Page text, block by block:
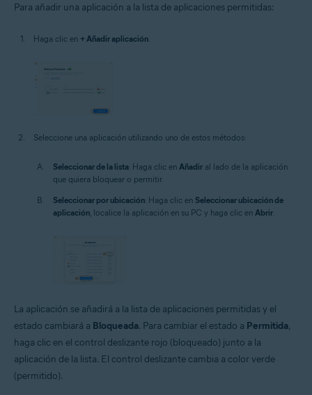
Para añadir una aplicación a la lista de aplicaciones permitidas:
Haga clic en + Añadir aplicación
Seleccione una aplicación utilizando uno de estos métodos:
Seleccionar de la lista: Haga clic en Añadir al lado de la aplicación
que quiera bloquear o permitir.
Seleccionar por ubicación: Haga clic en Seleccionar ubicación de
aplicación , localice la aplicación en su PC y haga clic en Abrir
La aplicación se añadirá a la lista de aplicaciones permitidas y el
estado cambiará a Bloqueada. Para cambiar el estado a Permitida,
haga clic en el control deslizante rojo (bloqueado) junto a la
aplicación de la lista. El control deslizante cambia a color verde
(permitido).